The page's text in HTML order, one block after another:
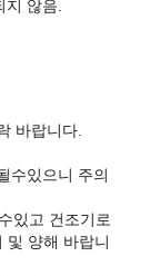
바랍니다.
수있으니 주의
있고 건조기로
및 양해 바랍니